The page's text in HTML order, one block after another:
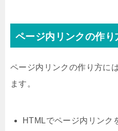
ページ内リンクの作り
ページ内リンクの作り方に
ます。
HTMLでページ内リンク